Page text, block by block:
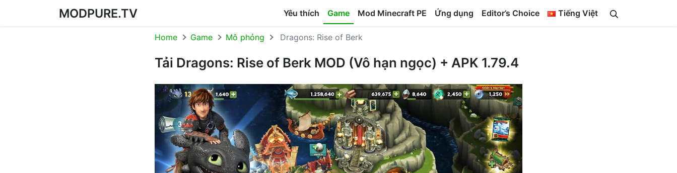
MODPURE.TV Yêu thích Game Mod Minecraft PE Ứng dụng Editor’s Choice Tiếng Việt
Home Game Mô phỏng Dragons: Rise of Berk
Tải Dragons: Rise of Berk MOD (Vô hạn ngọc) + APK 1.79.4